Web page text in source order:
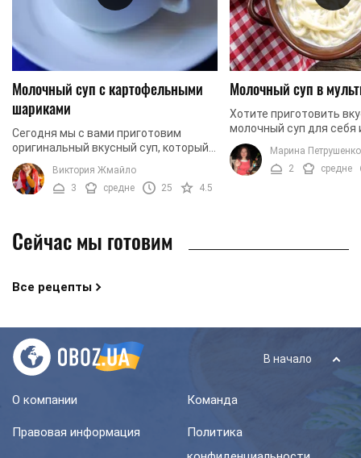
Молочный суп с картофельными
шариками
Сегодня мы с вами приготовим
оригинальный вкусный суп, который
будет состоять из двух частей:
молочной основы и картофельных
шариков. Приготовить ...
Виктория Жмайло
3
средне 25 4.5
Молочный суп в
Хотите приготовить
молочный суп для себя
семьи в мультиварке?
за минимальное
приготовить сытный ...
Марина Петрушенко
2
средне
Сейчас мы готовим
Все рецепты
В начало
О компании Команда
Правовая информация
Политика